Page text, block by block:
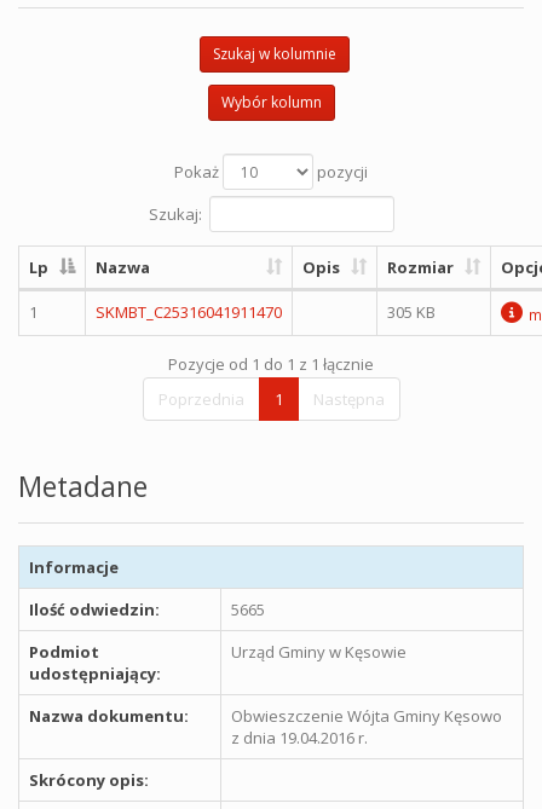
Szukaj w kolumnie
Wybór kolumn
Pokaż
pozycji
Szukaj:
Lp Nazwa Opis Rozmiar
1 SKMBT_C25316041911470 305 KB
Pozycje od 1 do 1 z 1 łącznie
Poprzednia
1 Następna
Metadane
Informacje
Ilość odwiedzin:
5665
Podmiot
udostępniający:
Urząd Gminy w Kęsowie
Nazwa dokumentu:
Obwieszczenie Wójta Gminy Kęsowo
z dnia 19.04.2016 r.
Skrócony opis: